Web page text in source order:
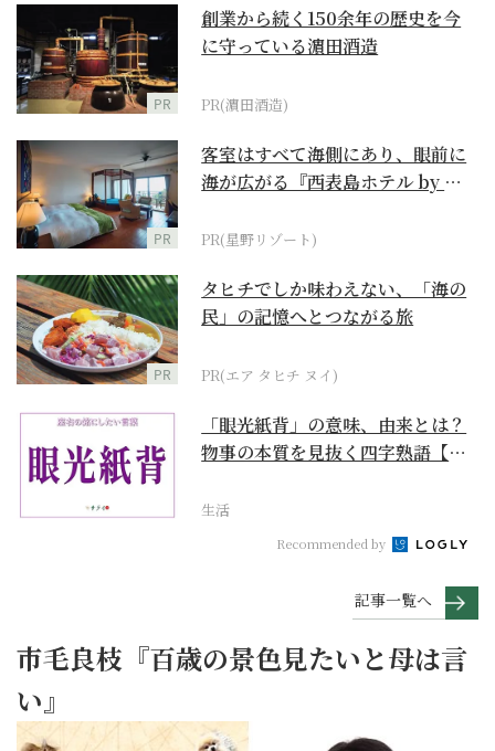
PR
創業から続く150余年の歴史を今
に守っている濵田酒造
PR(濵田酒造)
PR
客室はすべて海側にあり、眼前に
海が広がる『西表島ホテル by 星
PR(星野リゾート)
PR
タヒチでしか味わえない、「海の
民」の記憶へとつながる旅
PR(エア タヒチ ヌイ)
「眼光紙背」の意味、由来とは？
物事の本質を見抜く四字熟語【座
生活
Recommended by
記事一覧へ
市毛良枝『百歳の景色見たいと母は言
い』